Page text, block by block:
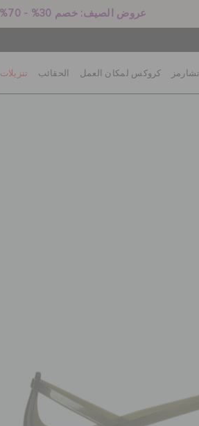
عروض الصيف: خصم 30% - 70% | جدد إطلالتك الصيفية الان
كروكس لمكان العمل الحقائب تنزيلات